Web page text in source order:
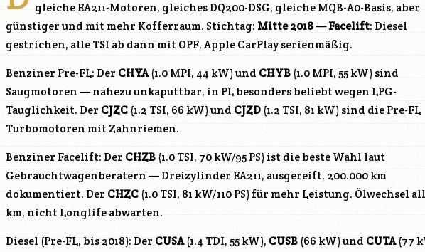
gleiche EA211-Motoren, gleiches DQ200-DSG, gleiche MQB-A0-Basis, aber
günstiger und mit mehr Kofferraum. Stichtag: Mitte 2018 — Facelift: Diesel
gestrichen, alle TSI ab dann mit OPF, Apple CarPlay serienmäßig.
Benziner Pre-FL: Der CHYA(1.0 MPI, 44 kW) und CHYB (1.0 MPI, 55 kW) sind
Saugmotoren — nahezu unkaputtbar, in PL besonders beliebt wegen LPG-
Tauglichkeit. Der CJZC (1.2 TSI, 66 kW) und CJZD (1.2 TSI, 81 kW) sind die Pre-FL
Turbomotoren mit Zahnriemen.
Benziner Facelift: Der CHZB (1.0 TSI, 70 kW/95 PS) ist die beste Wahl laut
Gebrauchtwagenberatern — Dreizylinder EA211, ausgereift, 200.000 km
dokumentiert. Der CHZC (1.0 TSI, 81 kW/110 PS) für mehr Leistung. Ölwechsel
km, nicht Longlife abwarten.
Diesel (Pre-FL, bis 2018): Der CUSA(1.4 TDI, 55 kW), CUSB (66 kW) und CUTA(77